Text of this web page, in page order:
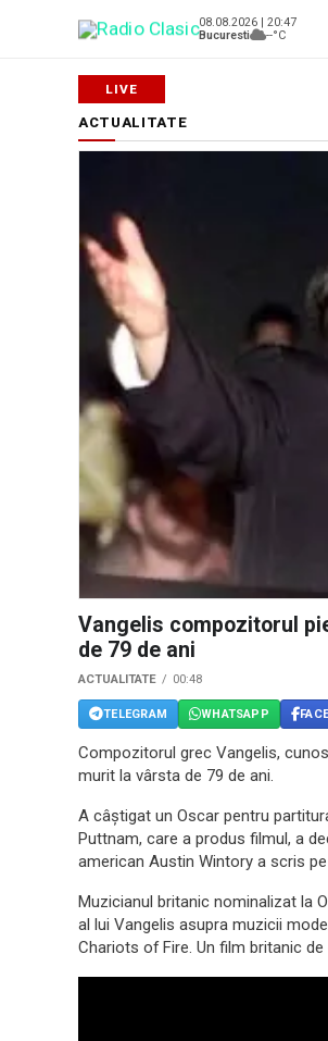
08.08.2026 | 20:47
Bucuresti
--°C
ACTUALITATE
Vangelis compozitorul
de 79 de ani
ACTUALITATE 00:48
TELEGRAM WHATSAPP
Compozitorul grec Vangelis,
murit la vârsta de 79 de ani.
A câștigat un Oscar pentru
Puttnam, care a produs filmul, a
american Austin Wintory a scris
Muzicianul britanic nominalizat la
al lui Vangelis asupra muzicii
Chariots of Fire. Un film britanic